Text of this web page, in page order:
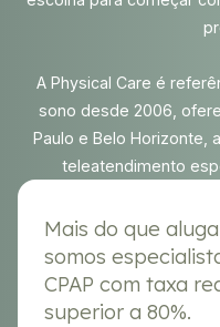
A Physical Care é
sono desde 2006,
Paulo e Belo Horizonte,
teleatendimento
Mais do que
somos
CPAP com taxa
superior a 80%.